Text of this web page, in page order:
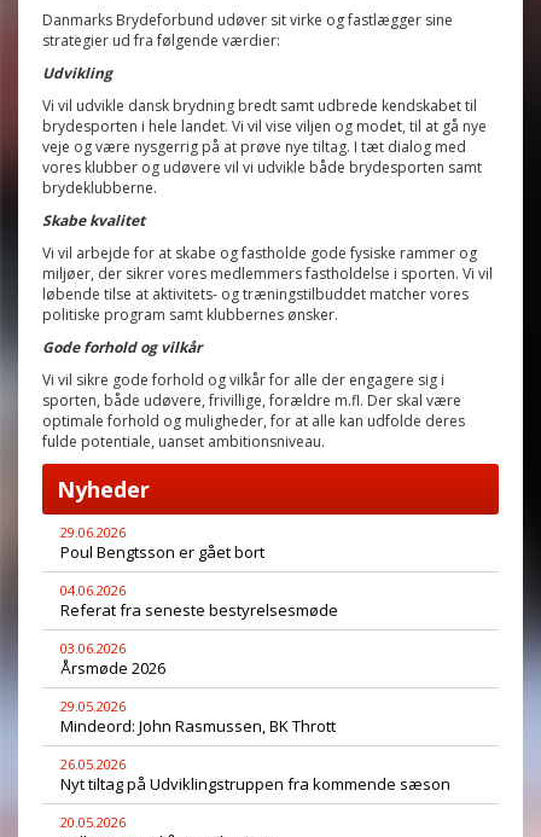
Danmarks Brydeforbund udøver sit virke og fastlægger sine
strategier ud fra følgende værdier:
Udvikling
Vi vil udvikle dansk brydning bredt samt udbrede kendskabet til
brydesporten i hele landet. Vi vil vise viljen og modet, til at gå nye
veje og være nysgerrig på at prøve nye tiltag. I tæt dialog med
vores klubber og udøvere vil vi udvikle både brydesporten samt
brydeklubberne.
Skabe kvalitet
Vi vil arbejde for at skabe og fastholde gode fysiske rammer og
miljøer, der sikrer vores medlemmers fastholdelse i sporten. Vi vil
løbende tilse at aktivitets- og træningstilbuddet matcher vores
politiske program samt klubbernes ønsker.
Gode forhold og vilkår
Vi vil sikre gode forhold og vilkår for alle der engagere sig i
sporten, både udøvere, frivillige, forældre m.fl. Der skal være
optimale forhold og muligheder, for at alle kan udfolde deres
fulde potentiale, uanset ambitionsniveau.
Nyheder
29.06.2026
Poul Bengtsson er gået bort
04.06.2026
Referat fra seneste bestyrelsesmøde
03.06.2026
Årsmøde 2026
29.05.2026
Mindeord: John Rasmussen, BK Thrott
26.05.2026
Nyt tiltag på Udviklingstruppen fra kommende sæson
20.05.2026